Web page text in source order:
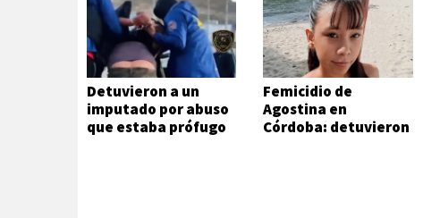
Detuvieron a un
imputado por abuso
que estaba prófugo
Femicidio de
Agostina en
Córdoba: detuvieron